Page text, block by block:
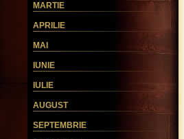
MARTIE
APRILIE
MAI
IUNIE
IULIE
AUGUST
SEPTEMBRIE